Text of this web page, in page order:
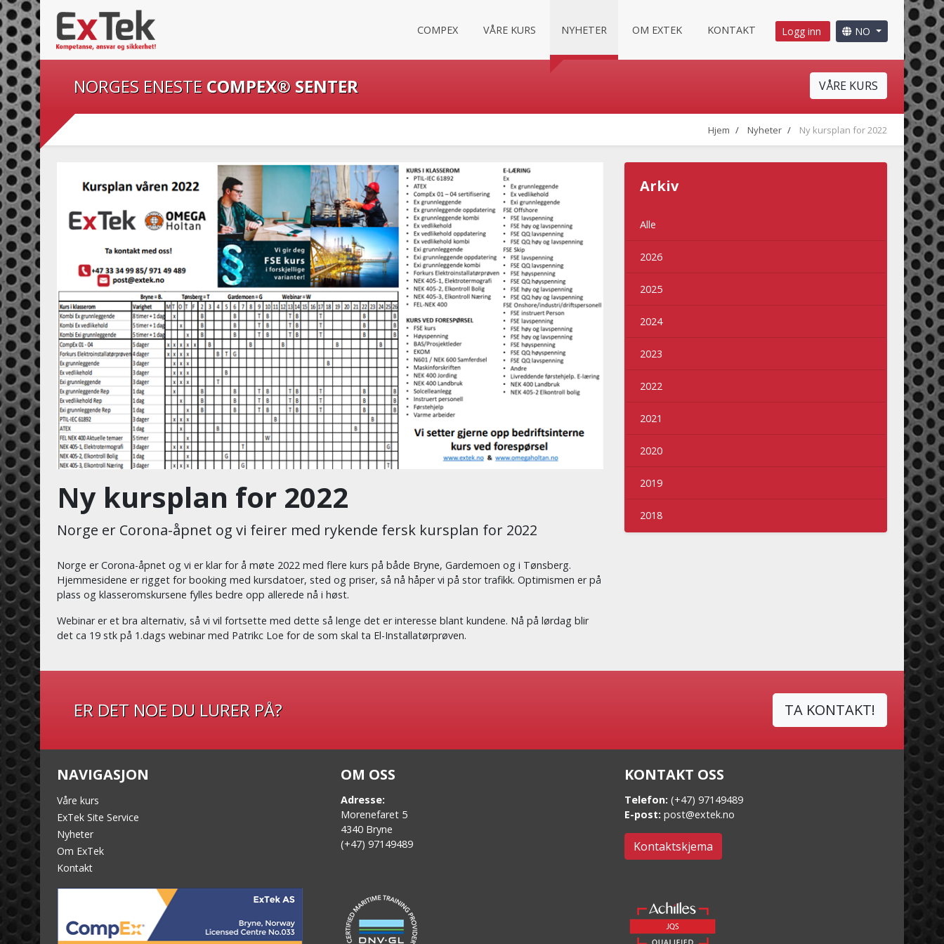
COMPEX VÅRE KURS NYHETER OM EXTEK KONTAKT Logg inn NO
NORGES ENESTE COMPEX® SENTER VÅRE KURS
Hjem Nyheter Ny kursplan for 2022
Ny kursplan for 2022
Norge er Corona-åpnet og vi feirer med rykende fersk kursplan for 2022
Norge er Corona-åpnet og vi er klar for å møte 2022 med flere kurs på både Bryne, Gardemoen og i Tønsberg.
Hjemmesidene er rigget for booking med kursdatoer, sted og priser, så nå håper vi på stor trafikk. Optimismen er på
plass og klasseromskursene fylles bedre opp allerede nå i høst.
Webinar er et bra alternativ, så vi vil fortsette med dette så lenge det er interesse blant kundene. Nå på lørdag blir
det ca 19 stk på 1.dags webinar med Patrikc Loe for de som skal ta El-Installatørprøven.
Arkiv
Alle
2026
2025
2024
2023
2022
2021
2020
2019
2018
ER DET NOE DU LURER PÅ? TA KONTAKT!
NAVIGASJON
Våre kurs
ExTek Site Service
Nyheter
Om ExTek
Kontakt
OM OSS
Adresse:
Morenefaret 5
4340 Bryne
(+47) 97149489
KONTAKT OSS
Telefon: (+47) 97149489
E-post: post@extek.no
Kontaktskjema